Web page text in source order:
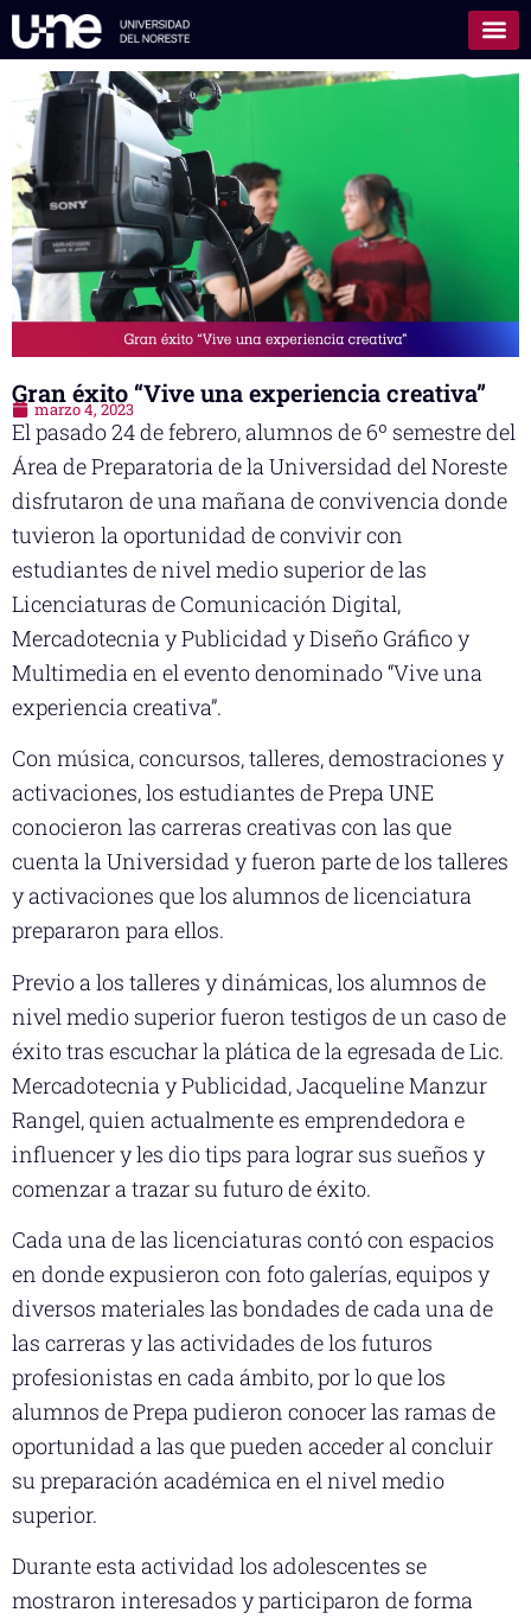
Gran éxito “Vive una experiencia creativa”
marzo 4, 2023
El pasado 24 de febrero, alumnos de 6º semestre del
Área de Preparatoria de la Universidad del Noreste
disfrutaron de una mañana de convivencia donde
tuvieron la oportunidad de convivir con
estudiantes de nivel medio superior de las
Licenciaturas de Comunicación Digital,
Mercadotecnia y Publicidad y Diseño Gráfico y
Multimedia en el evento denominado “Vive una
experiencia creativa”.
Con música, concursos, talleres, demostraciones y
activaciones, los estudiantes de Prepa UNE
conocieron las carreras creativas con las que
cuenta la Universidad y fueron parte de los talleres
y activaciones que los alumnos de licenciatura
prepararon para ellos.
Previo a los talleres y dinámicas, los alumnos de
nivel medio superior fueron testigos de un caso de
éxito tras escuchar la plática de la egresada de Lic.
Mercadotecnia y Publicidad, Jacqueline Manzur
Rangel, quien actualmente es emprendedora e
influencer y les dio tips para lograr sus sueños y
comenzar a trazar su futuro de éxito.
Cada una de las licenciaturas contó con espacios
en donde expusieron con foto galerías, equipos y
diversos materiales las bondades de cada una de
las carreras y las actividades de los futuros
profesionistas en cada ámbito, por lo que los
alumnos de Prepa pudieron conocer las ramas de
oportunidad a las que pueden acceder al concluir
su preparación académica en el nivel medio
superior.
Durante esta actividad los adolescentes se
mostraron interesados y participaron de forma